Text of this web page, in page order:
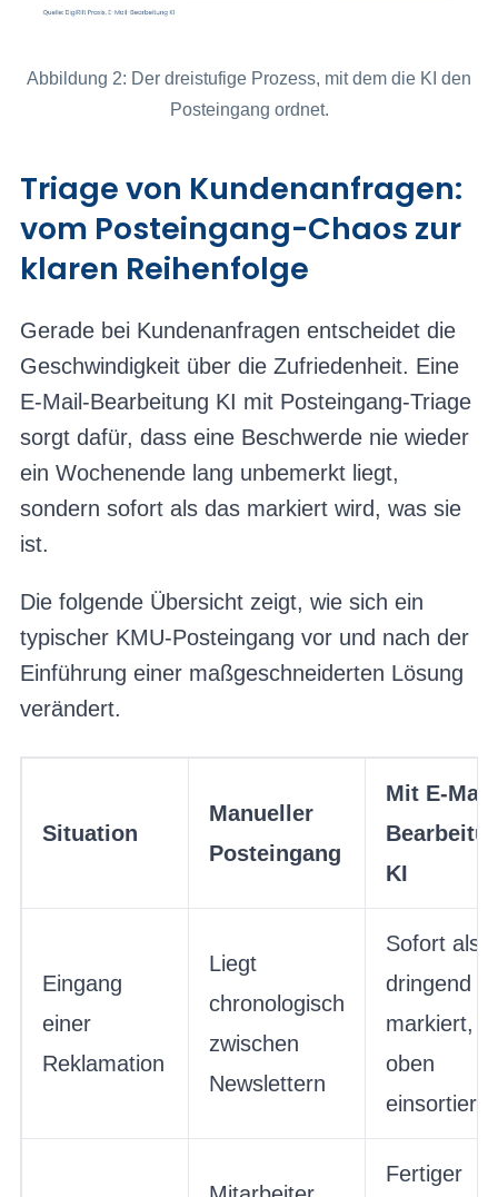
Abbildung 2: Der dreistufige Prozess, mit dem die KI den
Posteingang ordnet.
Triage von Kundenanfragen:
vom Posteingang-Chaos zur
klaren Reihenfolge
Gerade bei Kundenanfragen entscheidet die
Geschwindigkeit über die Zufriedenheit. Eine
E-Mail-Bearbeitung KI mit Posteingang-Triage
sorgt dafür, dass eine Beschwerde nie wieder
ein Wochenende lang unbemerkt liegt,
sondern sofort als das markiert wird, was sie
ist.
Die folgende Übersicht zeigt, wie sich ein
typischer KMU-Posteingang vor und nach der
Einführung einer maßgeschneiderten Lösung
verändert.
Situation
Manueller
Posteingang
Mit E-
KI
Eingang
einer
Reklamation
Liegt
chronologisch
zwischen
Newslettern
Sofort als
dringend
markiert,
oben
einsortiert
Fertiger